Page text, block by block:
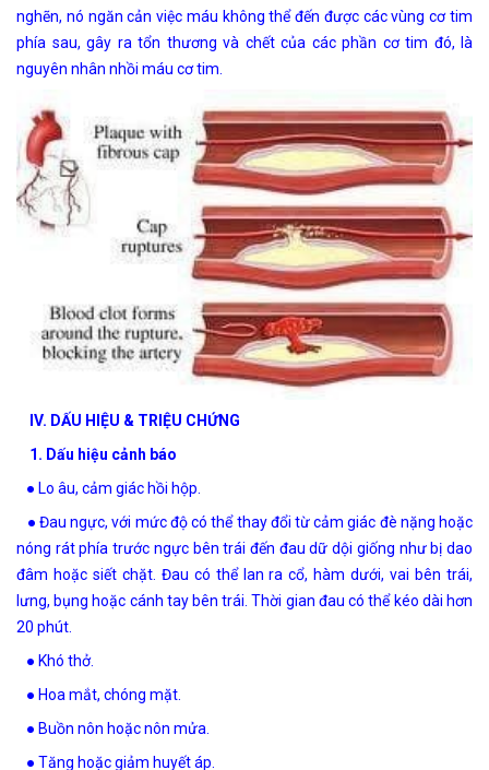
nghẽn, nó ngăn cản việc máu không thể đến được các vùng cơ tim
phía sau, gây ra tổn thương và chết của các phần cơ tim đó, là
nguyên nhân nhồi máu cơ tim.
IV. DẤU HIỆU & TRIỆU CHỨNG
1. Dấu hiệu cảnh báo
● Lo âu, cảm giác hồi hộp.
● Đau ngực, với mức độ có thể thay đổi từ cảm giác đè nặng hoặc
nóng rát phía trước ngực bên trái đến đau dữ dội giống như bị dao
đâm hoặc siết chặt. Đau có thể lan ra cổ, hàm dưới, vai bên trái,
lưng, bụng hoặc cánh tay bên trái. Thời gian đau có thể kéo dài hơn
20 phút.
● Khó thở.
● Hoa mắt, chóng mặt.
● Buồn nôn hoặc nôn mửa.
● Tăng hoặc giảm huyết áp.